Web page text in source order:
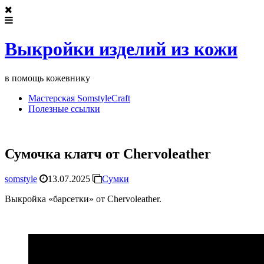
Выкройки изделий из кожи
в помощь кожевнику
Мастерская SomstyleCraft
Полезные ссылки
Сумочка клатч от Chervoleather
somstyle 13.07.2025
Сумки
Выкройка «барсетки» от Chervoleather.